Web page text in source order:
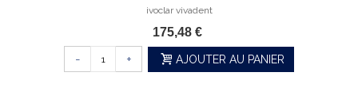
ivoclar vivadent
175,48 €
- + AJOUTER AU PANIER